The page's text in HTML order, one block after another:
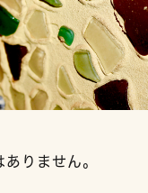
りません。